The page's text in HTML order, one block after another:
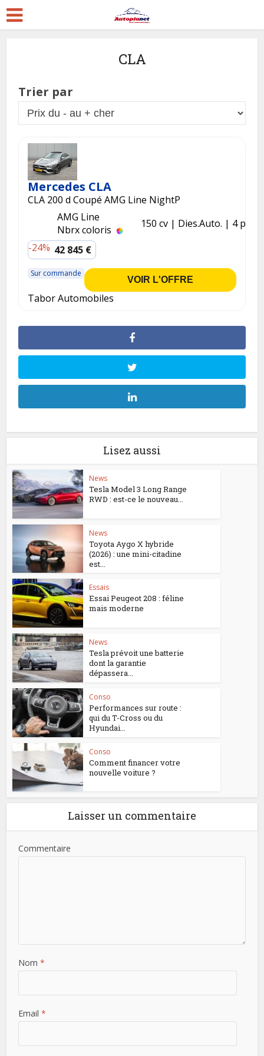
CLA
Trier par
Mercedes CLA
CLA 200 d Coupé AMG Line NightP
AMG Line
Nbrx coloris
150 cv Dies.Auto.
4 p.
-24% 42 845 €
Sur commande
VOIR L'OFFRE
Tabor Automobiles
Lisez aussi
News
Tesla Model 3 Long Range
RWD : est-ce le nouveau...
News
Toyota Aygo X hybride
(2026) : une mini-citadine
est...
Essais
Essai Peugeot 208 : féline
mais moderne
News
Tesla prévoit une batterie
dont la garantie
dépassera...
Conso
Performances sur route :
qui du T-Cross ou du
Hyundai...
Conso
Comment financer votre
nouvelle voiture ?
Laisser un commentaire
Commentaire
Nom*
Email*